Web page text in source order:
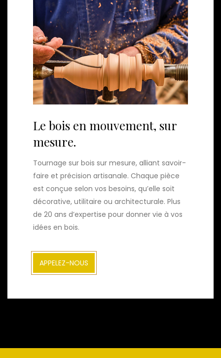
Le bois en mouvement, sur
mesure.
Tournage sur bois sur mesure, alliant savoir-
faire et précision artisanale. Chaque pièce
est conçue selon vos besoins, qu’elle soit
décorative, utilitaire ou architecturale. Plus
de 20 ans d’expertise pour donner vie à vos
idées en bois.
APPELEZ-NOUS